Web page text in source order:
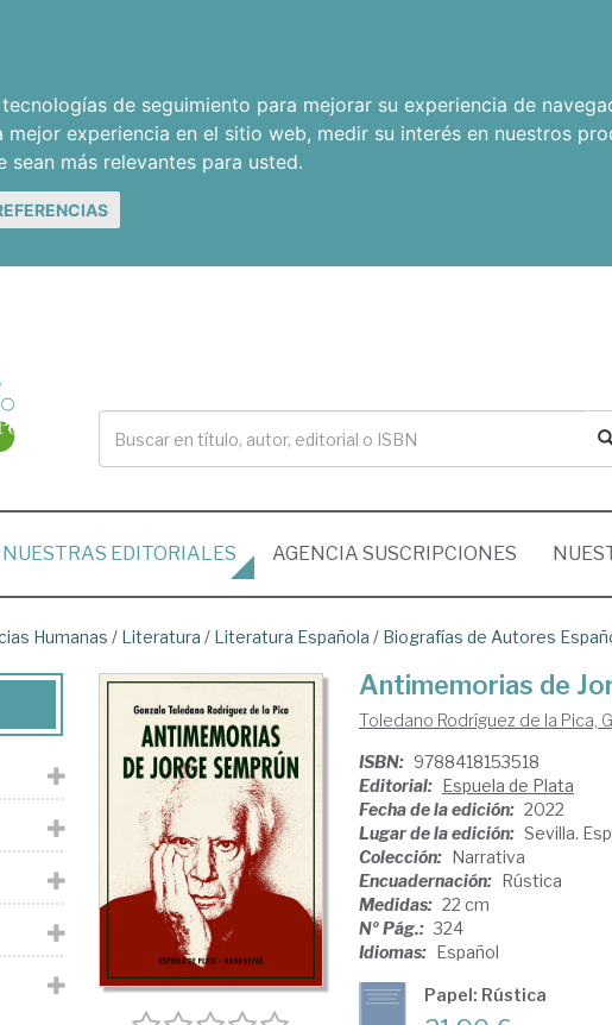
de seguimiento para mejorar su experiencia de
mejor experiencia en el sitio web, medir su interés en nuestros
sean más relevantes para usted.
NUESTRAS EDITORIALES AGENCIA SUSCRIPCIONES
Humanas / Literatura / Literatura Española / Biografías de Autores
Antimemorias de
Toledano Rodríguez de la Pica,
ISBN: 9788418153518
Editorial: Espuela de Plata
Fecha de la edición: 2022
Lugar de la edición: Sevilla.
Colección: Narrativa
Encuadernación: Rústica
Medidas: 22 cm
Nº Pág.: 324
Idiomas: Español
Papel: Rústica